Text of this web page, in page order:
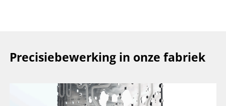
Precisiebewerking in onze fabriek